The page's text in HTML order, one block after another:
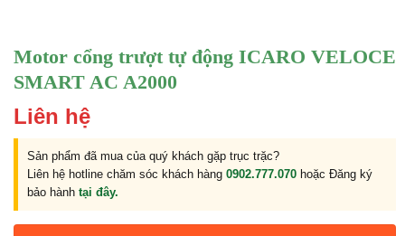
Motor cổng trượt tự động ICARO VELOCE
SMART AC A2000
Liên hệ
Sản phẩm đã mua của quý khách gặp trục trặc?
Liên hệ hotline chăm sóc khách hàng 0902.777.070 hoặc Đăng ký
bảo hành tại đây.